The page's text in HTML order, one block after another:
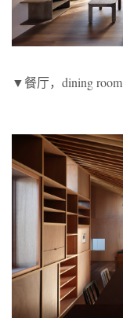
▼餐厅，dining room